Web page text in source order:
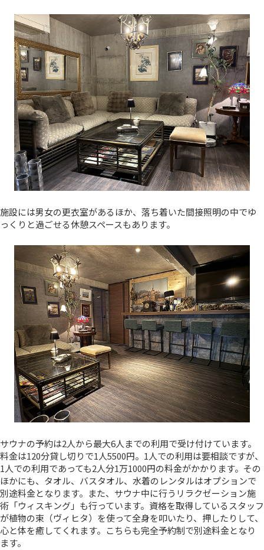
施設には男女の更衣室があるほか、落ち着いた間接照明の中でゆ
っくりと過ごせる休憩スペースもあります。
サウナの予約は2人から最大6人までの利用で受け付けています。
料金は120分貸し切りで1人5500円。1人での利用は要相談ですが、
1人での利用であっても2人分1万1000円の料金がかかります。その
ほかにも、タオル、バスタオル、水着のレンタルはオプションで
別途料金となります。また、サウナ中に行うリラクゼーション施
術「ウィスキング」も行っています。資格を取得しているスタッフ
が植物の束（ヴィヒタ）を使って全身を叩いたり、押したりして、
心と体を癒してくれます。こちらも完全予約制で別途料金となり
ます。